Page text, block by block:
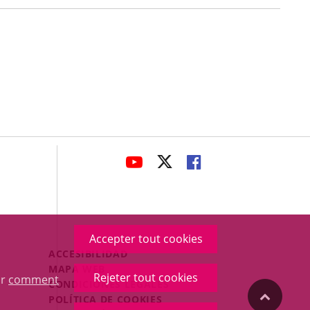
comment
Accepter tout cookies
Rejeter tout cookies
ENLACE
APLICACIÓN
EXTERNA.
ENLACE
APLICACIÓN
EXTERNA.
ENLACE
APLICACIÓN
EXTERNA.
Menú
Legal
Footer
ACCESIBILIDAD
MAPA WEB
CONDICIONES LEGALES
POLÍTICA DE COOKIES
"Volver